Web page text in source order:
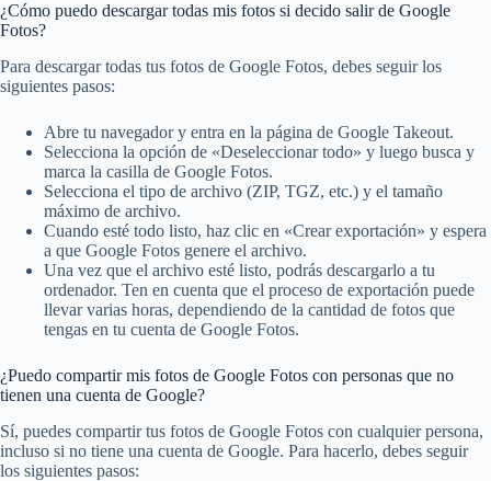
¿Cómo puedo descargar todas mis fotos si decido salir de Google
Fotos?
Para descargar todas tus fotos de Google Fotos, debes seguir los
siguientes pasos:
Abre tu navegador y entra en la página de Google Takeout.
Selecciona la opción de «Deseleccionar todo» y luego busca y
marca la casilla de Google Fotos.
Selecciona el tipo de archivo (ZIP, TGZ, etc.) y el tamaño
máximo de archivo.
Cuando esté todo listo, haz clic en «Crear exportación» y espera
a que Google Fotos genere el archivo.
Una vez que el archivo esté listo, podrás descargarlo a tu
ordenador. Ten en cuenta que el proceso de exportación puede
llevar varias horas, dependiendo de la cantidad de fotos que
tengas en tu cuenta de Google Fotos.
¿Puedo compartir mis fotos de Google Fotos con personas que no
tienen una cuenta de Google?
Sí, puedes compartir tus fotos de Google Fotos con cualquier persona,
incluso si no tiene una cuenta de Google. Para hacerlo, debes seguir
los siguientes pasos: